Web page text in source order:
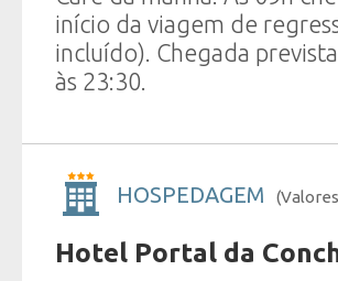
início da viagem de
incluído). Chegada
às 23:30.
HOSPEDAGEM
Hotel Portal da